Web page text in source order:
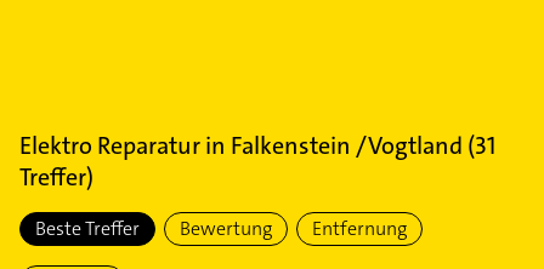
Elektro Reparaturin Falkenstein /Vogtland (31
Treffer)
Beste Treffer Bewertung Entfernung